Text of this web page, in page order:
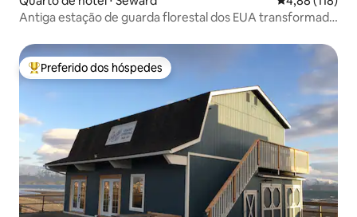
Antiga estação de guarda florestal dos EUA transformada
Entre os melhores preferidos dos hóspedes
Preferido dos hóspedes